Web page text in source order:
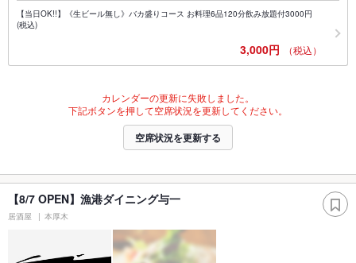
【当日OK!!】《生ビール無し》バカ盛りコース お料理6品120分飲み放題付3000円
(税込)
3,000円 （税込）
カレンダーの更新に失敗しました。
下記ボタンを押して空席状況を更新してください。
空席状況を更新する
【8/7 OPEN】漁港ダイニング与一
居酒屋 本厚木